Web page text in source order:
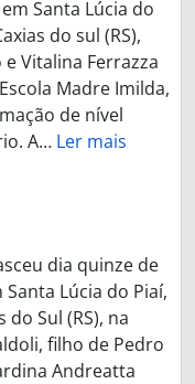
Santa Lúcia do
do sul (RS),
Vitalina Ferrazza
Madre Imilda,
de nível
A… Ler mais
dia quinze de
Lúcia do Piaí,
Sul (RS), na
filho de Pedro
Andreatta